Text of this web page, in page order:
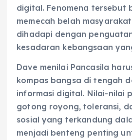
digital. Fenomena tersebut
memecah belah
dihadapi dengan
kesadaran kebangsaan
Dave menilai Pancasila
kompas bangsa di tengah
informasi digital. Nilai-nilai
gotong royong, toleransi,
sosial yang terkandung
menjadi benteng penting